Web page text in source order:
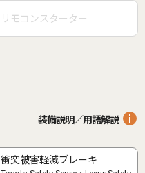
リモコンスターター
装備説明／用語解説
衝突被害軽減ブレーキ